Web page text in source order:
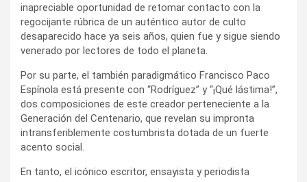
inapreciable oportunidad de retomar contacto con la
regocijante rúbrica de un auténtico autor de culto
desaparecido hace ya seis años, quien fue y sigue siendo
venerado por lectores de todo el planeta.
Por su parte, el también paradigmático Francisco Paco
Espínola está presente con “Rodríguez” y “¡Qué lástima!”,
dos composiciones de este creador perteneciente a la
Generación del Centenario, que revelan su impronta
intransferiblemente costumbrista dotada de un fuerte
acento social.
En tanto, el icónico escritor, ensayista y periodista